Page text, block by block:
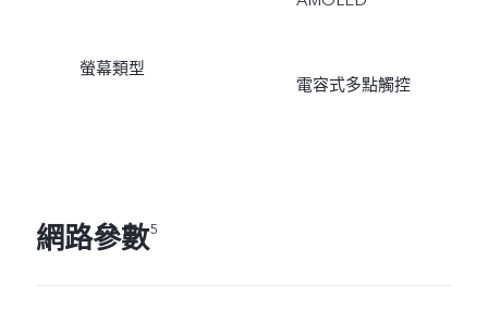
螢幕類型
電容式多點觸控
網路參數5